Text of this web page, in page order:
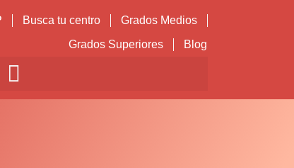
Busca tu centro
Grados Medios
Grados Superiores
Blog